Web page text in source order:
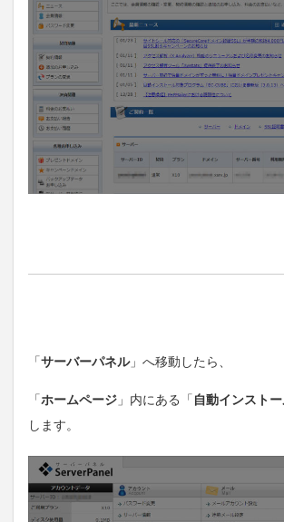
「サーバーパネル」へ移動したら、
「ホームページ 」内にある「 自動インスト
します。